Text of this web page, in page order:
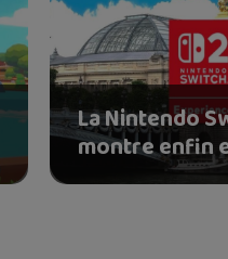
La Nintendo
montre enfin